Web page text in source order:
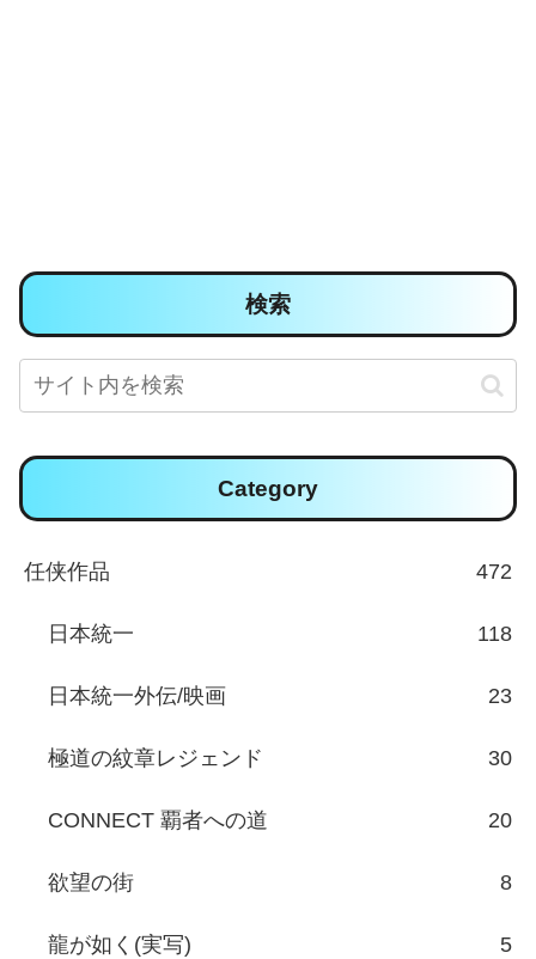
検索
Category
任侠作品 472
日本統一 118
日本統一外伝/映画 23
極道の紋章レジェンド 30
CONNECT 覇者への道 20
欲望の街 8
龍が如く(実写) 5